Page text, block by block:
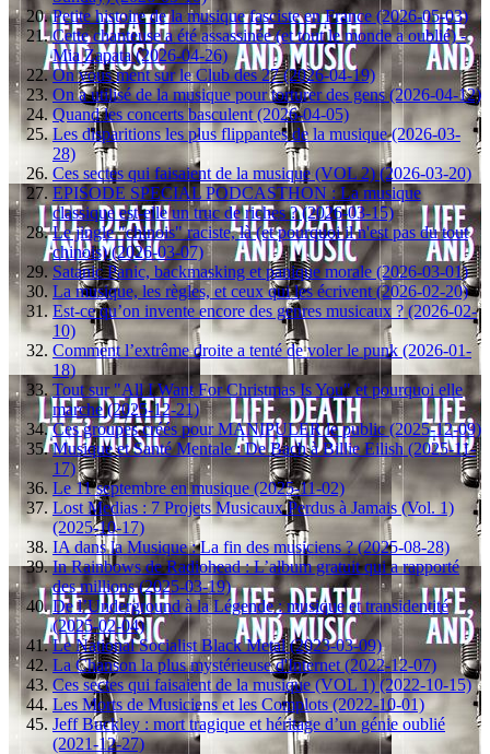
Petite histoire de la musique fasciste en France (2026-05-03)
Cette chanteuse a été assassinée (et tout le monde a oublié) -
Mia Zapata (2026-04-26)
On vous ment sur le Club des 27 (2026-04-19)
On a utilisé de la musique pour torturer des gens (2026-04-12)
Quand les concerts basculent (2026-04-05)
Les disparitions les plus flippantes de la musique (2026-03-
28)
Ces sectes qui faisaient de la musique (VOL 2) (2026-03-20)
EPISODE SPECIAL PODCASTHON : La musique
classique est-elle un truc de riches ? (2026-03-15)
Le jingle "chinois" raciste, là (et pourquoi il n'est pas du tout
chinois) (2026-03-07)
Satanic Panic, backmasking et panique morale (2026-03-01)
La musique, les règles, et ceux qui les écrivent (2026-02-20)
Est-ce qu’on invente encore des genres musicaux ? (2026-02-
10)
Comment l’extrême droite a tenté de voler le punk (2026-01-
18)
Tout sur "All I Want For Christmas Is You" et pourquoi elle
marche (2025-12-21)
Ces groupes créés pour MANIPULER le public (2025-12-09)
Musique et Santé Mentale : De Bach à Billie Eilish (2025-11-
17)
Le 11 septembre en musique (2025-11-02)
Lost Medias : 7 Projets Musicaux Perdus à Jamais (Vol. 1)
(2025-10-17)
IA dans la Musique : La fin des musiciens ? (2025-08-28)
In Rainbows de Radiohead : L’album gratuit qui a rapporté
des millions (2025-03-19)
De l’Underground à la Légende : musique et transidentité
(2025-02-04)
Le National Socialist Black Metal (2023-03-09)
La Chanson la plus mystérieuse d'Internet (2022-12-07)
Ces sectes qui faisaient de la musique (VOL 1) (2022-10-15)
Les Morts de Musiciens et les Complots (2022-10-01)
Jeff Buckley : mort tragique et héritage d’un génie oublié
(2021-12-27)